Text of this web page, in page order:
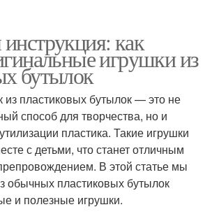
как
игрушки из
бутылок
из пластиковых бутылок — это не
способ для творчества, но и
пластика. Такие игрушки
с детьми, что станет отличным
В этой статье мы
обычных пластиковых бутылок
и полезные игрушки.